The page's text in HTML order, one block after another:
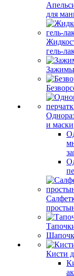
для
гель-
и маски
Кисти